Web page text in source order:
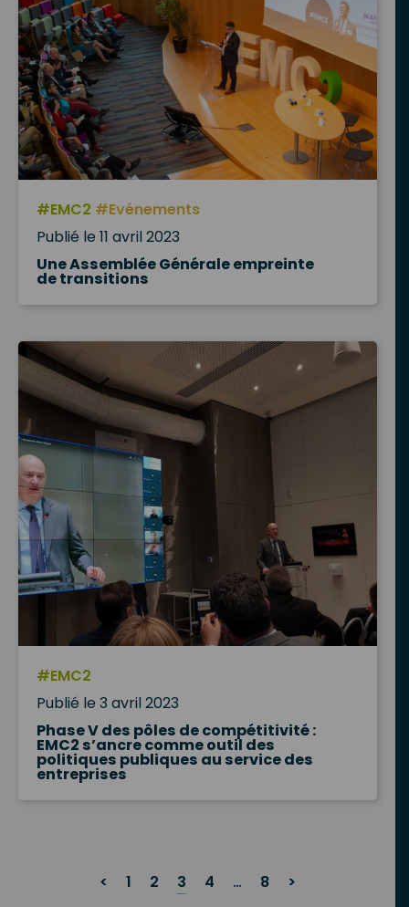
#EMC2 #Evénements
Publié le 11 avril 2023
Une Assemblée Générale empreinte
de transitions
#EMC2
Publié le 3 avril 2023
Phase V des pôles de compétitivité :
EMC2 s’ancre comme outil des
politiques publiques au service des
entreprises
< 1 2 3 4 … 8 >